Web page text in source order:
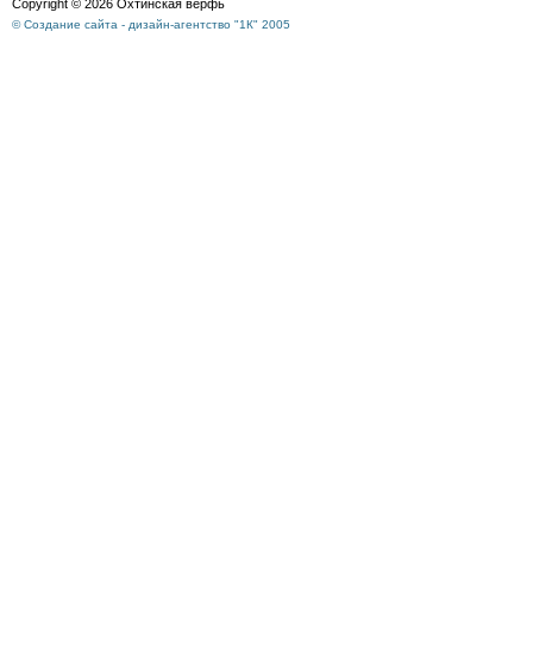
Copyright © 2026 Охтинская верфь
© Создание сайта - дизайн-агентство "1К" 2005